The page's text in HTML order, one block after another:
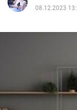
Społeczeństwo
08.12.2023